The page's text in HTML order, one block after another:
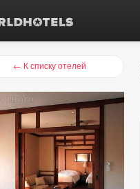
← К списку отелей